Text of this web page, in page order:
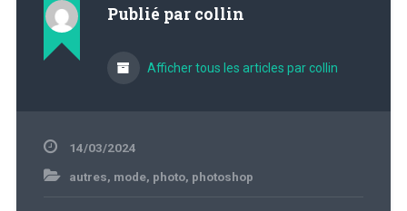
Publié par collin
Afficher tous les articles par collin
14/03/2024
autres, mode, photo, photoshop